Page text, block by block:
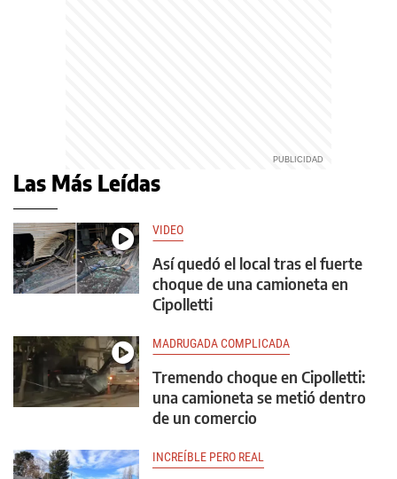
Las Más Leídas
VIDEO
Así quedó el local tras el fuerte
choque de una camioneta en
Cipolletti
MADRUGADA COMPLICADA
Tremendo choque en Cipolletti:
una camioneta se metió dentro
de un comercio
INCREÍBLE PERO REAL